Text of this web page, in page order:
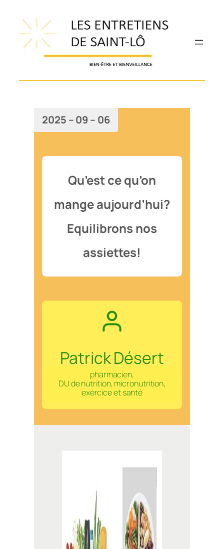
contenu
2025 – 09 – 06
Qu’est ce qu’on
mange aujourd’hui?
Equilibrons nos
assiettes!
Patrick Désert
pharmacien,
DU de nutrition, micronutrition,
exercice et santé